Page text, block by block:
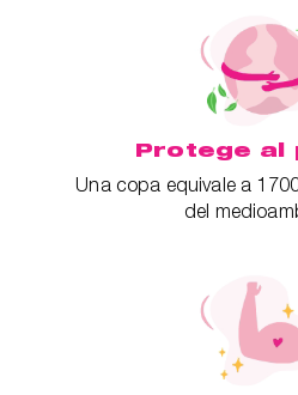
Protege al
Una copa equivale a
del